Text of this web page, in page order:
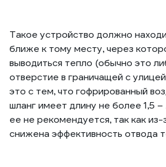
Такое устройство должно
ближе к тому месту, через
выводиться тепло (обычно это
отверстие в граничащей с
это с тем, что гофрированный
шланг имеет длину не более 1,5 –
ее не рекомендуется, так как
снижена эффективность отвода